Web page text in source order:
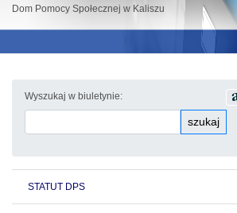
Dom Pomocy Społecznej w Kaliszu
Wyszukaj w biuletynie:
szukaj
STATUT DPS